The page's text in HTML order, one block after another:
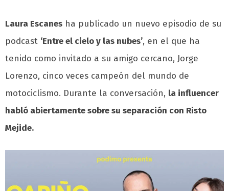
Laura Escanes ha publicado un nuevo episodio de su
podcast ‘Entre el cielo y las nubes’, en el que ha
tenido como invitado a su amigo cercano, Jorge
Lorenzo, cinco veces campeón del mundo de
motociclismo. Durante la conversación, la influencer
habló abiertamente sobre su separación con Risto
Mejide.